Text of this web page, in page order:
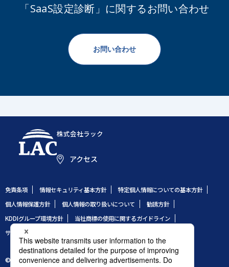
「SaaS設定診断」に関するお問い合わせ
お問い合わせ
株式会社ラック
アクセス
免責条項 情報セキュリティ基本方針
特定個人情報についての基本方針
個人情報保護方針
個人情報の取り扱いについて
勧誘方針
KDDIグループ環境方針
当社商標の使用に関するガイドライン
サイトのご利用条件
© 1995 LAC Co., Ltd.